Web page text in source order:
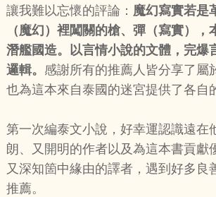
讓我難以忘懷的評論： 魔幻寫實若是
（魔幻）裡闖關的槍、彈（寫實），
潛艦國造。以言情小說的文體，完爆
邏輯。 感謝所有的推薦人皆分享了屬
也為這本來自泰國的迷宮提供了各自
第一次編泰文小說，好幸運認識遠在
朗、又開明的作者以及為這本書貢獻
又深知箇中緣由的譯者，遇到好多良
推薦。